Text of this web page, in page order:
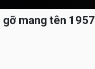
gỡ mang tên 1957